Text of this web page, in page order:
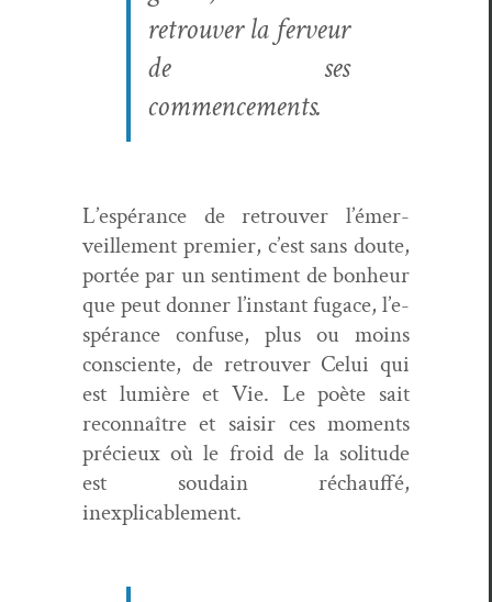
retrou­ver la fer­veur
de ses
commencements.
L’e­spérance de retrou­ver l’émer­
veille­ment pre­mier, c’est sans doute,
portée par un sen­ti­ment de bon­heur
que peut don­ner l’in­stant fugace, l’e­
spérance con­fuse, plus ou moins
con­sciente, de retrou­ver Celui qui
est lumière et Vie. Le poète sait
recon­naître et saisir ces moments
pré­cieux où le froid de la soli­tude
est soudain réchauf­fé,
inexplicablement.